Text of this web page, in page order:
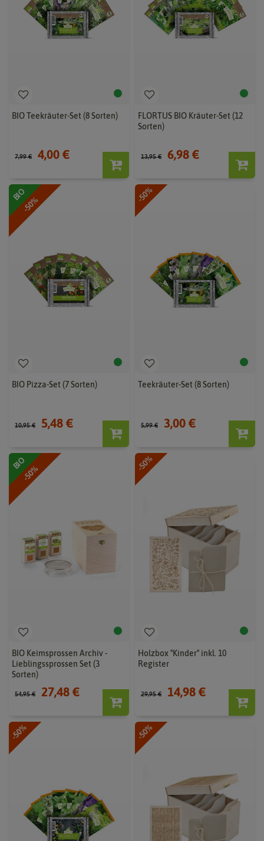
BIO Teekräuter-Set (8 Sorten)
7,99 € 4,00 €
FLORTUS BIO Kräuter-Set (12
Sorten)
13,95 € 6,98 €
-50%
BIO
BIO Pizza-Set (7 Sorten)
10,95 € 5,48 €
-50%
Teekräuter-Set (8 Sorten)
5,99 € 3,00 €
-50%
BIO
BIO Keimsprossen Archiv -
Lieblingssprossen Set (3
Sorten)
54,95 € 27,48 €
-50%
Holzbox "Kinder" inkl. 10
Register
29,95 € 14,98 €
-50% -50%